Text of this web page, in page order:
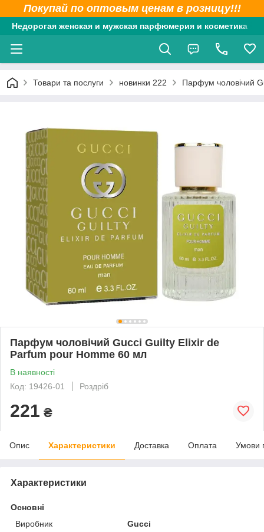
Покупай по оптовым ценам в розницу!!!
Недорогая женская и мужская парфюмерия и косметика
Товари та послуги новинки 222 Парфум чоловічий
Парфум чоловічий Gucci Guilty Elixir de
Parfum pour Homme 60 мл
В наявності
Код: 19426-01
Роздріб
221 ₴
Опис Характеристики Доставка Оплата Умови
Характеристики
Основні
Виробник
Gucci